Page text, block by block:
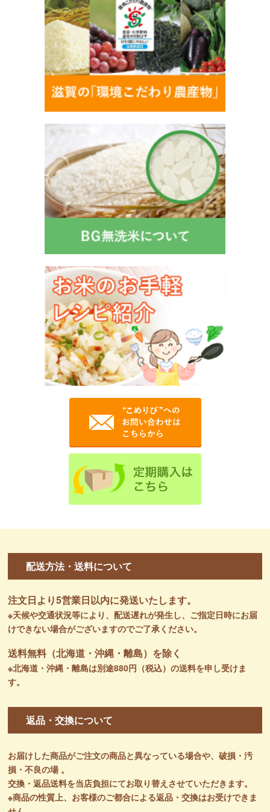
配送方法・送料について
注文日より5営業日以内に発送いたします。
※天候や交通状況等により、配送遅れが発生し、ご指定日時にお届
けできない場合がございますのでご了承ください。
送料無料（北海道・沖縄・離島）を除く
※北海道・沖縄・離島は別途880円（税込）の送料を申し受けま
す。
返品・交換について
お届けした商品がご注文の商品と異なっている場合や、破損・汚
損・不良の場 。
交換・返品送料を当店負担にてお取り替えさせていただきます。
※商品の性質上、お客様のご都合による返品・交換はお受けできま